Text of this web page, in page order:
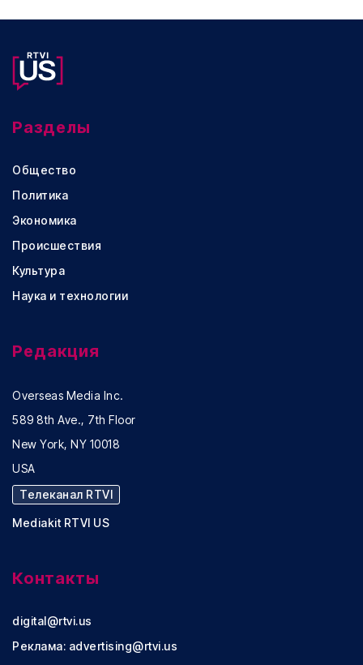
Разделы
Общество
Политика
Экономика
Происшествия
Культура
Наука и технологии
Редакция
Overseas Media Inc.
589 8th Ave., 7th Floor
New York, NY 10018
USA
Телеканал RTVI
Mediakit RTVI US
Контакты
digital@rtvi.us
Реклама: advertising@rtvi.us